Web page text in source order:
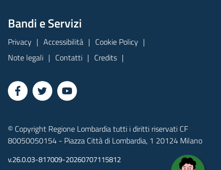
Bandi e Servizi
Privacy Accessibilità
Cookie Policy
Note legali
Contatti Credits
© Copyright Regione Lombardia tutti i diritti riservati CF
80050050154 - Piazza Città di Lombardia, 1 20124 Milano
v.26.0.03-817009-20260707115812